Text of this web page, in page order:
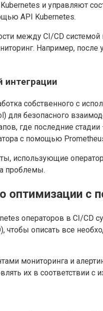
и управляют
API Kubernetes.
между CI/CD системой
Например,
собственного с
для безопасного
где последние
с помощью
использующие
проблемы.
оптимизации с
операторов в CI/CD
чтобы описать все
мониторинга и
их в соответствии